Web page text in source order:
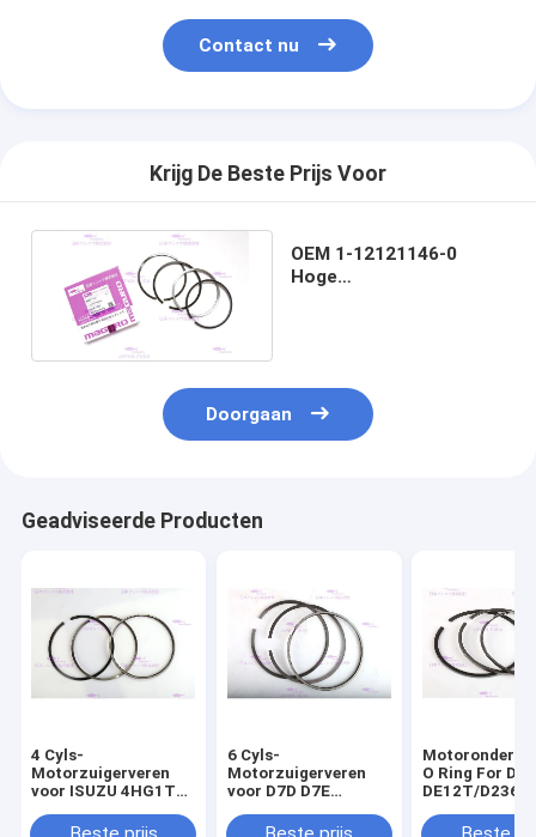
Contact nu
Krijg De Beste Prijs Voor
OEM 1-12121146-0
Hoge
Doorgaan
Geadviseerde Producten
4 Cyls-
Motorzuigerveren
voor ISUZU 4HG1T
0
6 Cyls-
Motorzuigerveren
voor D7D D7E
O Ring For
DE12T/D2366